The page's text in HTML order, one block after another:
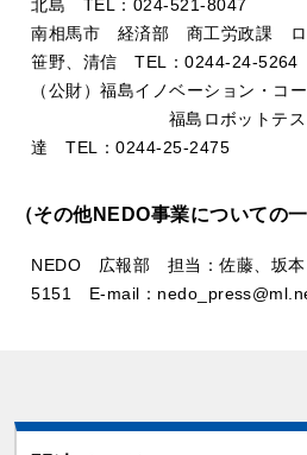
北島 TEL：024-521-8047
南相馬市 経済部 商工労政課 ロ
笹野、清信 TEL：0244-24-5264
（公財）福島イノベーション・コ
福島ロボットテ
達 TEL：0244-25-2475
（その他NEDO事業についての
NEDO 広報部 担当：佐藤、坂
5151 E-mail：